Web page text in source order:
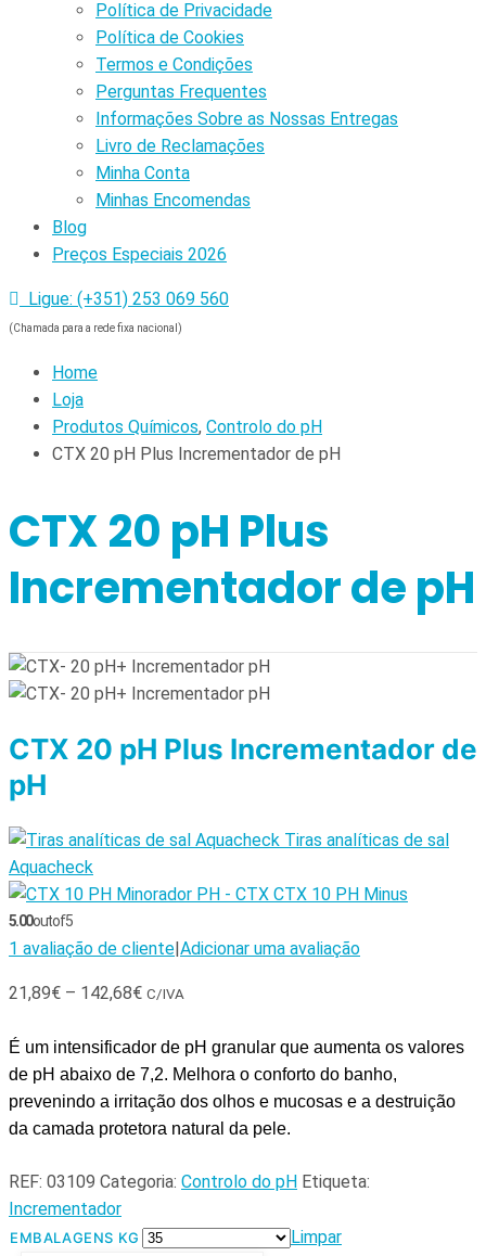
Política de Privacidade
Política de Cookies
Termos e Condições
Perguntas Frequentes
Informações Sobre as Nossas Entregas
Livro de Reclamações
Minha Conta
Minhas Encomendas
Blog
Preços Especiais 2026
Ligue: (+351) 253 069 560
(Chamada para a rede fixa nacional)
Home
Loja
Produtos Químicos, Controlo do pH
CTX 20 pH Plus Incrementador de pH
CTX 20 pH Plus
Incrementador de pH
CTX 20 pH Plus Incrementador de
pH
Tiras analíticas de sal
Aquacheck
CTX 10 PH Minus
5.00out of 5
1 avaliação de cliente|Adicionar uma avaliação
21,89€ – 142,68€ C/IVA
É um intensificador de pH granular que aumenta os valores
de pH abaixo de 7,2. Melhora o conforto do banho,
prevenindo a irritação dos olhos e mucosas e a destruição
da camada protetora natural da pele.
REF: 03109 Categoria: Controlo do pH Etiqueta:
Incrementador
EMBALAGENS KG Limpar